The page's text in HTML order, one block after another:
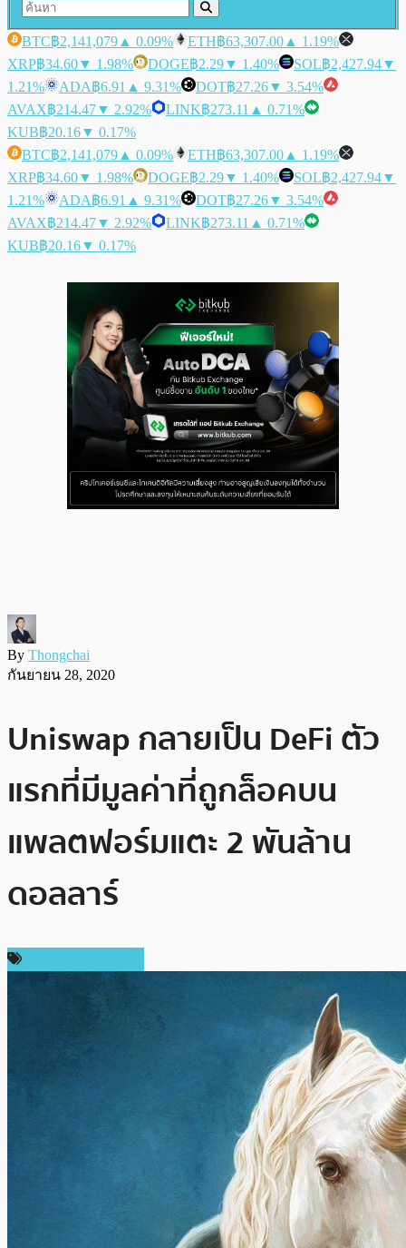
BTC฿2,141,079 ▲ 0.09% ETH฿63,307.00 ▲ 1.19%
XRP฿34.60▼ 1.98% DOGE฿2.29▼ 1.40% SOL฿2,427.94▼
1.21%
ADA฿6.91 ▲ 9.31% DOT฿27.26▼ 3.54%
AVAX฿214.47▼ 2.92% LINK฿273.11 ▲ 0.71%
KUB฿20.16▼ 0.17%
BTC฿2,141,079 ▲ 0.09% ETH฿63,307.00 ▲ 1.19%
XRP฿34.60▼ 1.98% DOGE฿2.29▼ 1.40% SOL฿2,427.94▼
1.21%
ADA฿6.91 ▲ 9.31% DOT฿27.26▼ 3.54%
AVAX฿214.47▼ 2.92% LINK฿273.11 ▲ 0.71%
KUB฿20.16▼ 0.17%
By Thongchai
กันยายน 28, 2020
Uniswap กลายเป็น DeFi ตัว
แรกที่มีมูลค่าที่ถูกล็อคบน
แพลตฟอร์มแตะ 2 พันล้าน
ดอลลาร์